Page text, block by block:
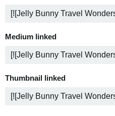
Medium linked
Thumbnail linked